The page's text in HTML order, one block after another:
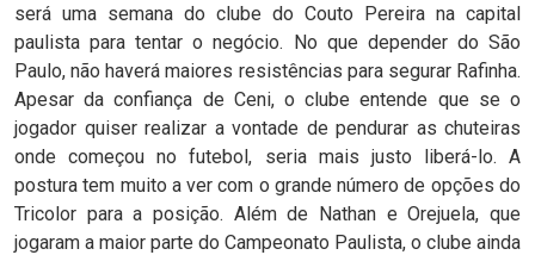
será uma semana do clube do Couto Pereira na capital
paulista para tentar o negócio. No que depender do São
Paulo, não haverá maiores resistências para segurar Rafinha.
Apesar da confiança de Ceni, o clube entende que se o
jogador quiser realizar a vontade de pendurar as chuteiras
onde começou no futebol, seria mais justo liberá-lo. A
postura tem muito a ver com o grande número de opções do
Tricolor para a posição. Além de Nathan e Orejuela, que
jogaram a maior parte do Campeonato Paulista, o clube ainda